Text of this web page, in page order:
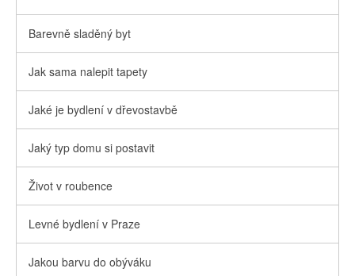
Barevně sladěný byt
Jak sama nalepit tapety
Jaké je bydlení v dřevostavbě
Jaký typ domu si postavit
Život v roubence
Levné bydlení v Praze
Jakou barvu do obýváku